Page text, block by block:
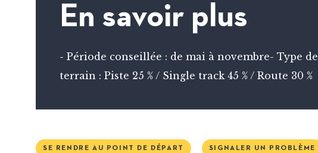
En savoir plus
- Période conseillée : de mai à novembre- Type de
terrain : Piste 25 % / Single track 45 % / Route 30 %
SE RENDRE AU POINT DE DÉPART SIGNALER UN PROBLÈME